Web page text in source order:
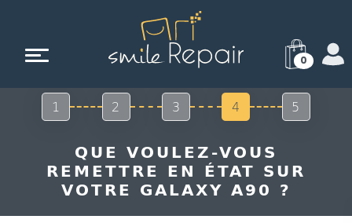
0
1 2 3 4 5
QUE VOULEZ-VOUS
REMETTRE EN ÉTAT SUR
VOTRE GALAXY A90 ?